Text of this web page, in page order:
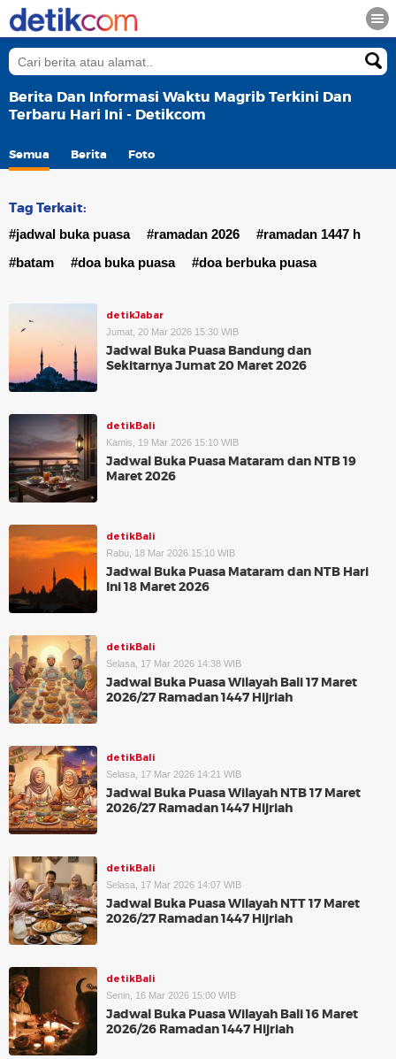
Berita Dan Informasi Waktu Magrib Terkini Dan
Terbaru Hari Ini - Detikcom
Semua Berita Foto
Tag Terkait:
#jadwal buka puasa #ramadan 2026
#ramadan 1447 h
#batam
#doa buka puasa #doa berbuka puasa
detikJabar
Jumat, 20 Mar 2026 15:30 WIB
Jadwal Buka Puasa Bandung dan
Sekitarnya Jumat 20 Maret 2026
detikBali
Kamis, 19 Mar 2026 15:10 WIB
Jadwal Buka Puasa Mataram dan NTB 19
Maret 2026
detikBali
Rabu, 18 Mar 2026 15:10 WIB
Jadwal Buka Puasa Mataram dan NTB Hari
Ini 18 Maret 2026
detikBali
Selasa, 17 Mar 2026 14:38 WIB
Jadwal Buka Puasa Wilayah Bali 17 Maret
2026/27 Ramadan 1447 Hijriah
detikBali
Selasa, 17 Mar 2026 14:21 WIB
Jadwal Buka Puasa Wilayah NTB 17 Maret
2026/27 Ramadan 1447 Hijriah
detikBali
Selasa, 17 Mar 2026 14:07 WIB
Jadwal Buka Puasa Wilayah NTT 17 Maret
2026/27 Ramadan 1447 Hijriah
detikBali
Senin, 16 Mar 2026 15:00 WIB
Jadwal Buka Puasa Wilayah Bali 16 Maret
2026/26 Ramadan 1447 Hijriah